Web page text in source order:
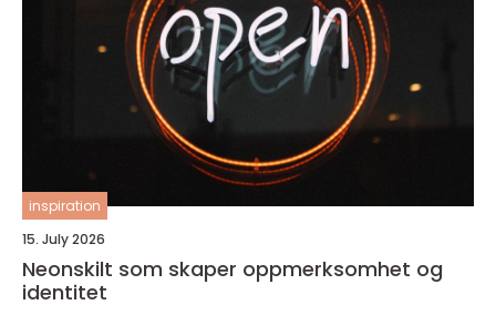
inspiration
15. July 2026
Neonskilt som skaper oppmerksomhet og
identitet